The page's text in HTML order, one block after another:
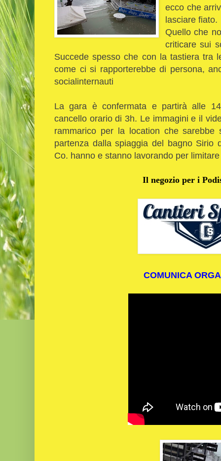
ecco che
lasciare fiato.
Quello che
criticare sui
Succede spesso che con la tastiera tra
come ci si rapporterebbe di persona,
socialinternauti
La gara è confermata e partirà alle
cancello orario di 3h. Le immagini e il
rammarico per la location che sarebbe
partenza dalla spiaggia del bagno Sirio
Co. hanno e stanno lavorando per
Il negozio per i
COMUNICA